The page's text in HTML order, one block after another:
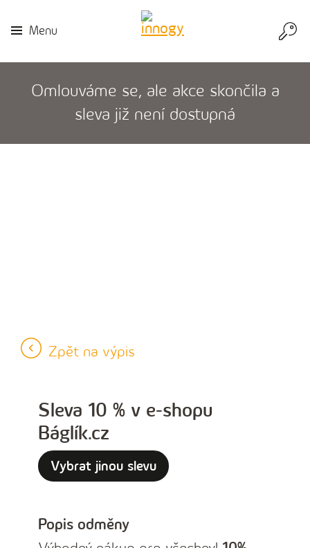
Menu
Omlouváme se, ale akce skončila a
sleva již není dostupná
Zpět na výpis
Sleva 10 % v e-shopu
Báglík.cz
Vybrat jinou slevu
Popis odměny